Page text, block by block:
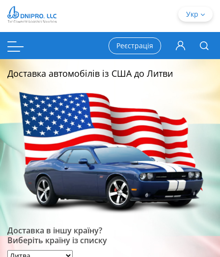
Доставка автомобілів із США до Литви
Доставка в іншу країну?
Виберіть країну із списку
Укр
Реєстрація